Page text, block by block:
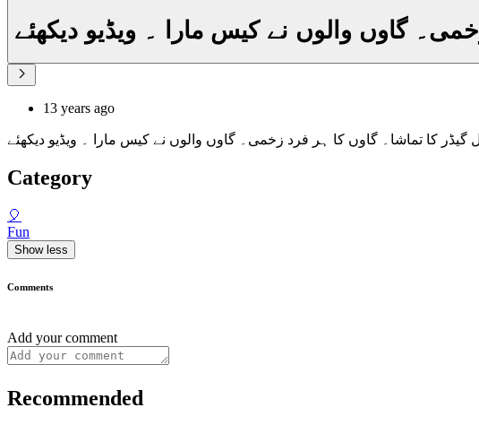
گاوں والوں نے کیس مارا ۔ ویڈیو دیکھئے
13 years ago
گیڈر کا تماشا۔ گاوں کا ہر فرد زخمی۔ گاوں والوں نے کیس مارا ۔ ویڈیو دیکھئے
Category
🎈
Fun
Show less
Comments
Add your comment
Recommended